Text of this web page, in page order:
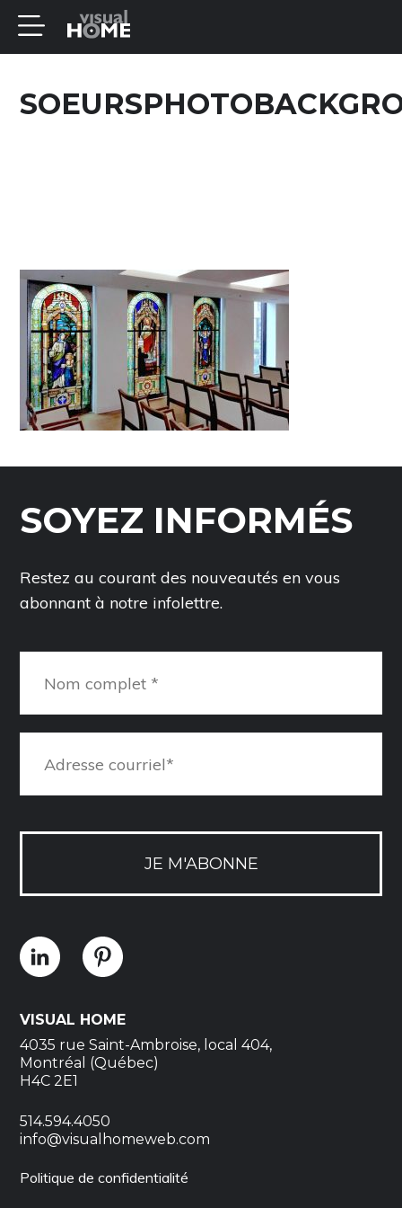
SOYEZ INFORMÉS
Restez au courant des nouveautés en vous
abonnant à notre infolettre.
JE M'ABONNE
VISUAL HOME
4035 rue Saint-Ambroise, local 404,
Montréal (Québec)
H4C 2E1
514.594.4050
info@visualhomeweb.com
Politique de confidentialité